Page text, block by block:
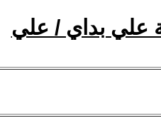
علي بداي / علي